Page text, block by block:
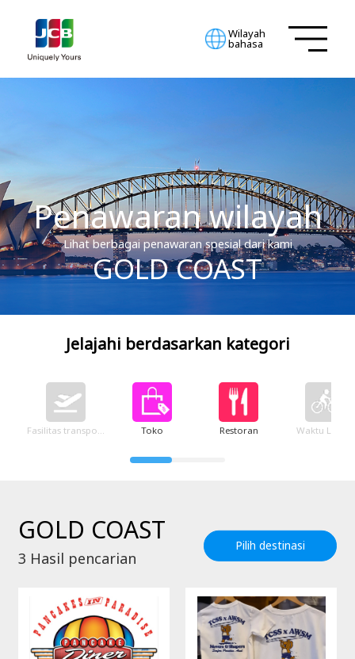
Wilayah
bahasa
Penawaran wilayah
Lihat berbagai penawaran spesial dari kami
GOLD COAST
Jelajahi berdasarkan kategori
Fasilitas transportasi Toko Restoran Waktu Luang
GOLD COAST
3 Hasil pencarian
Pilih destinasi